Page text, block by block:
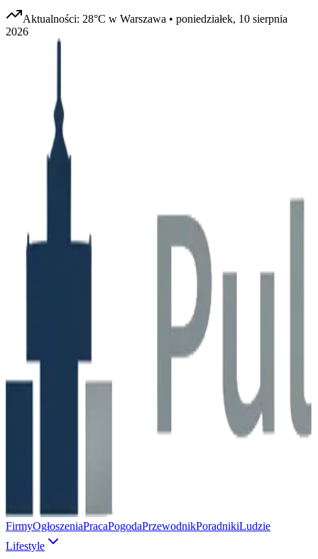
Aktualności: 28°C w Warszawa • poniedziałek, 10 sierpnia
2026
FirmyOgłoszeniaPracaPogodaPrzewodnikPoradnikiLudzie
Lifestyle